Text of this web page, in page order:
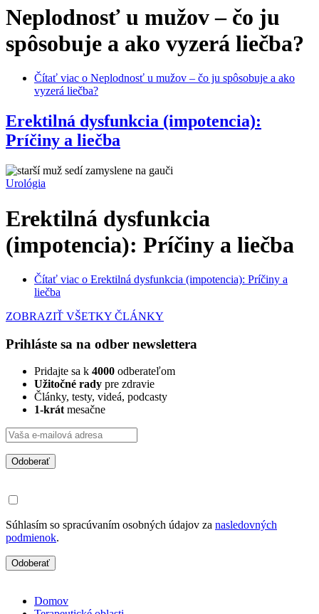
Neplodnosť u mužov – čo ju
spôsobuje a ako vyzerá liečba?
Čítať viac o Neplodnosť u mužov – čo ju spôsobuje a ako
vyzerá liečba?
Erektilná dysfunkcia (impotencia):
Príčiny a liečba
Urológia
Erektilná dysfunkcia
(impotencia): Príčiny a liečba
Čítať viac o Erektilná dysfunkcia (impotencia): Príčiny a
liečba
ZOBRAZIŤ VŠETKY ČLÁNKY
Prihláste sa na odber newslettera
Pridajte sa k 4000 odberateľom
Užitočné rady pre zdravie
Články, testy, videá, podcasty
1-krát mesačne
Odoberať
Súhlasím so spracúvaním osobných údajov za nasledovných
podmienok.
Odoberať
Domov